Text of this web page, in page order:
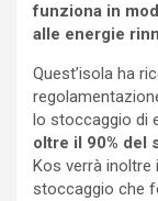
funziona in
alle energie
Quest’isola ha
lo stoccaggio di
oltre il 90% del
Kos verrà
stoccaggio che